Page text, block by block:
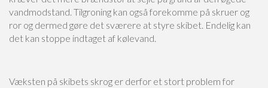
vandmodstand. Tilgroning kan også forekomme på skruer og
ror og dermed gøre det sværere at styre skibet. Endelig kan
det kan stoppe indtaget af kølevand.
Væksten på skibets skrog er derfor et stort problem for